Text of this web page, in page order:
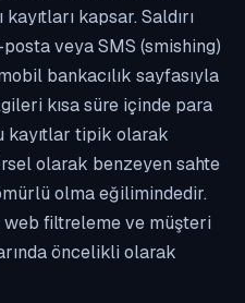
kapsar. Saldırı
veya SMS (smishing)
bankacılık sayfasıyla
kısa süre içinde para
kayıtlar tipik olarak
olarak benzeyen sahte
olma eğilimindedir.
filtreleme ve müşteri
öncelikli olarak